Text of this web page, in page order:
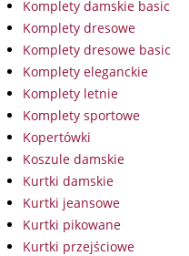
Komplety damskie basic
Komplety dresowe
Komplety dresowe basic
Komplety eleganckie
Komplety letnie
Komplety sportowe
Kopertówki
Koszule damskie
Kurtki damskie
Kurtki jeansowe
Kurtki pikowane
Kurtki przejściowe